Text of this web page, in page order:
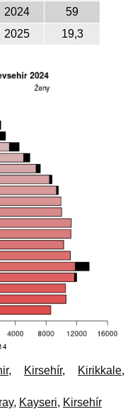
2024
59
2025 19,3
, Kirsehír, Kirikkale,
, Kayseri, Kirsehír